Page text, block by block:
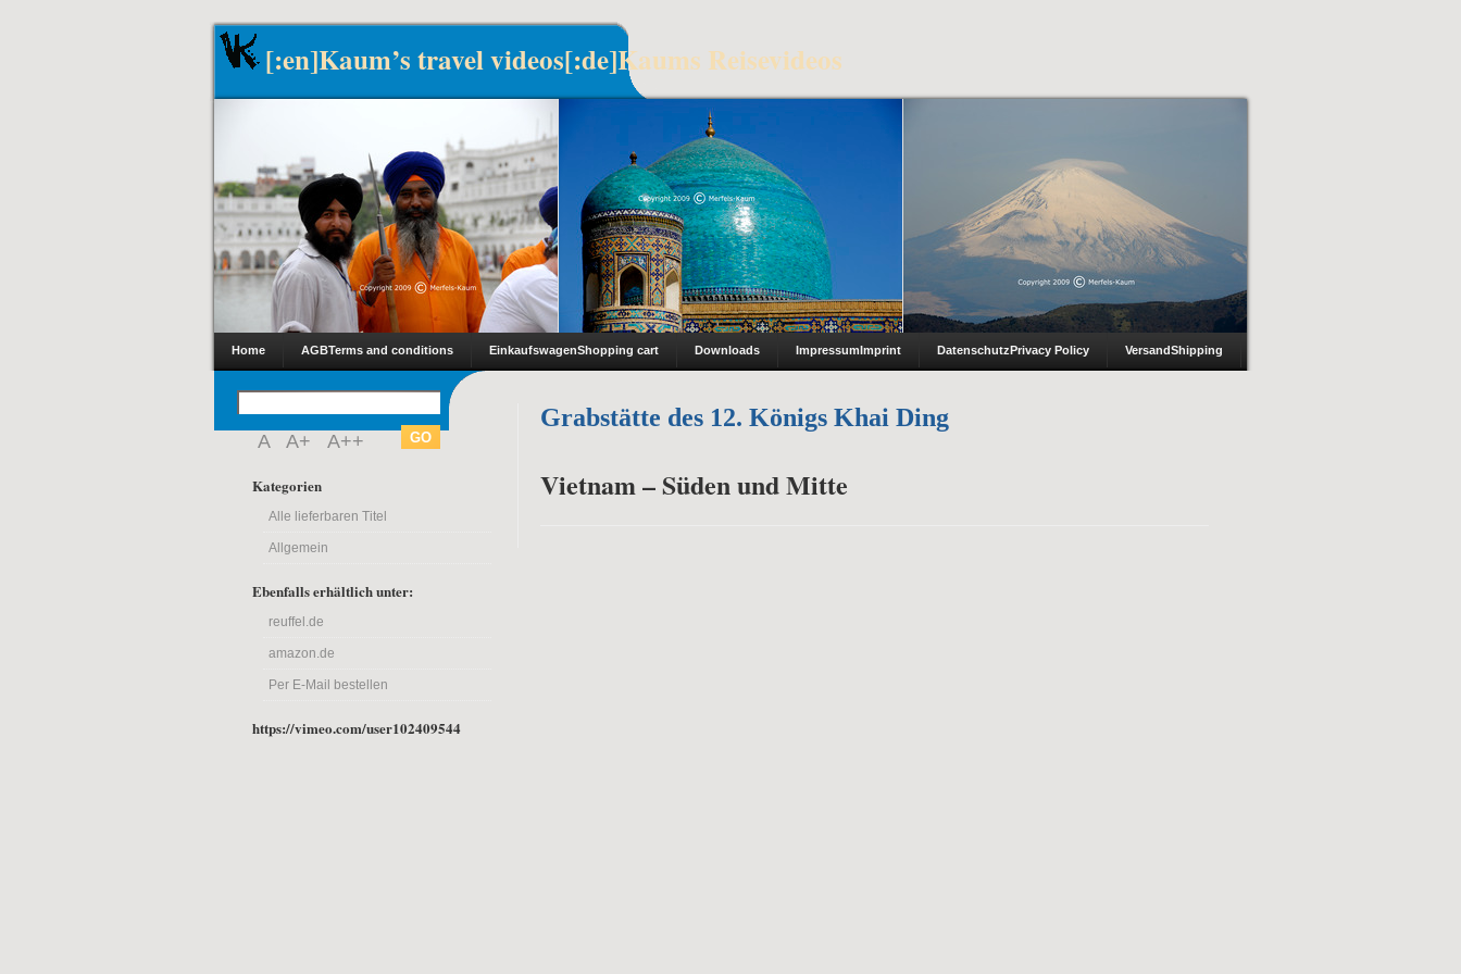
[:en]Kaum’s travel videos[:de]Kaums Reisevideos
Home AGBTerms and conditions EinkaufswagenShopping cart Downloads ImpressumImprint DatenschutzPrivacy Policy VersandShipping
A A+ A++
Kategorien
Alle lieferbaren Titel
Allgemein
Ebenfalls erhältlich unter:
reuffel.de
amazon.de
Per E-Mail bestellen
https://vimeo.com/user102409544
Grabstätte des 12. Königs Khai Ding
Vietnam – Süden und Mitte